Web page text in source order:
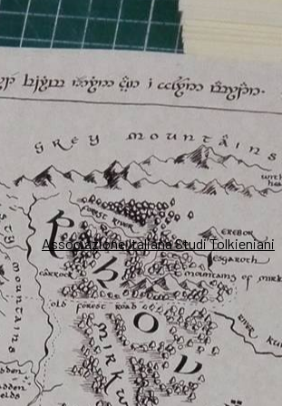
Associazione Italiana Studi Tolkieniani